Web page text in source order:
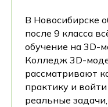
В Новосибирске
после 9 класса
обучение на 3D-
Колледж 3D-
рассматривают
практику и
реальные